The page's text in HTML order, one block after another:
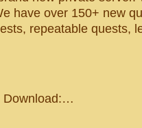
have over 150+ new
repeatable quests,
Download:…